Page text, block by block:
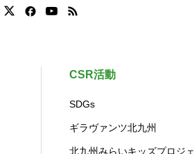
CSR活動
SDGs
ギラヴァンツ北九州
北九州みらいキッズプロジ